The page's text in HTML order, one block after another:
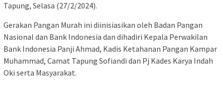
Tapung, Selasa (27/2/2024).
Gerakan Pangan Murah ini diinisiasikan oleh Badan Pangan
Nasional dan Bank Indonesia dan dihadiri Kepala Perwakilan
Bank Indonesia Panji Ahmad, Kadis Ketahanan Pangan Kampar
Muhammad, Camat Tapung Sofiandi dan Pj Kades Karya Indah
Oki serta Masyarakat.